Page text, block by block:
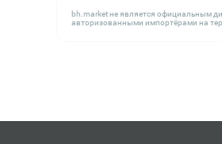
bh.market не является официальным
авторизованными импортёрами на